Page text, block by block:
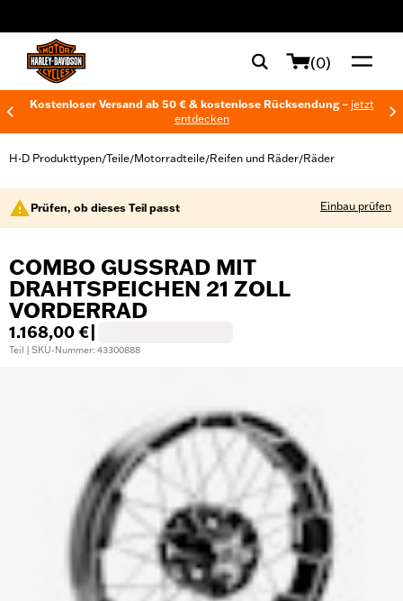
(0)
Kostenloser Versand ab 50 € & kostenlose Rücksendung – jetzt
entdecken
H-D Produkttypen/Teile/Motorradteile/Reifen und Räder/Räder
Prüfen, ob dieses Teil passt Einbau prüfen
COMBO GUSSRAD MIT
DRAHTSPEICHEN 21 ZOLL
VORDERRAD
1.168,00 €
Teil | SKU-Nummer: 43300888